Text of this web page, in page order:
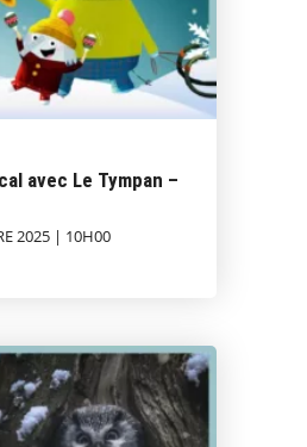
avec Le Tympan –
2025 | 10H00